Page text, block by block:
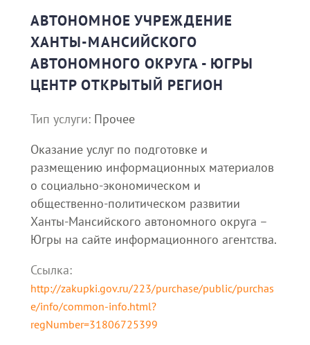
АВТОНОМНОЕ УЧРЕЖДЕНИЕ
ХАНТЫ-МАНСИЙСКОГО
АВТОНОМНОГО ОКРУГА - ЮГРЫ
ЦЕНТР ОТКРЫТЫЙ РЕГИОН
Тип услуги: Прочее
Оказание услуг по подготовке и
размещению информационных материалов
о социально-экономическом и
общественно-политическом развитии
Ханты-Мансийского автономного округа –
Югры на сайте информационного агентства.
Ссылка:
http://zakupki.gov.ru/223/purchase/public/purchas
e/info/common-info.html?
regNumber=31806725399